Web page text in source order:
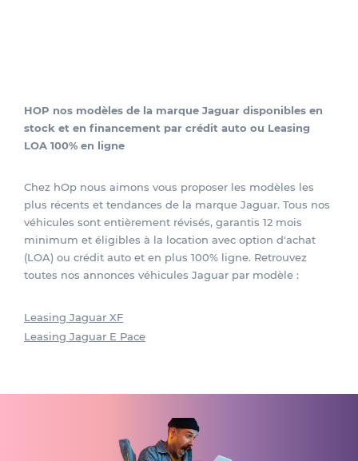
HOP nos modèles de la marque Jaguar disponibles en
stock et en financement par crédit auto ou Leasing
LOA 100% en ligne
Chez hOp nous aimons vous proposer les modèles les
plus récents et tendances de la marque Jaguar. Tous nos
véhicules sont entièrement révisés, garantis 12 mois
minimum et éligibles à la location avec option d'achat
(LOA) ou crédit auto et en plus 100% ligne. Retrouvez
toutes nos annonces véhicules Jaguar par modèle :
Leasing Jaguar XF
Leasing Jaguar E Pace